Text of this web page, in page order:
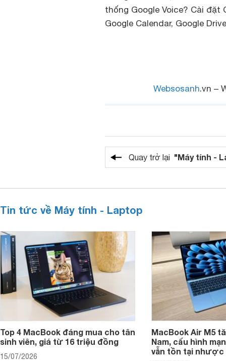
thống Google Voice? Cài đặt
Google Calendar, Google
Websosanh.vn –
Quay trở lại "Máy tính -
Tin tức về Máy tính - Laptop
Top 4 MacBook đáng mua cho tân
sinh viên, giá từ 16 triệu đồng
15/07/2026
MacBook Air M5
Nam, cấu hình
vẫn tồn tại nhược